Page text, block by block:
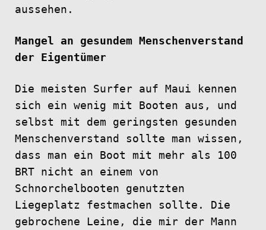
aussehen.
Mangel an gesundem Menschenverstand
der Eigentümer
Die meisten Surfer auf Maui kennen
sich ein wenig mit Booten aus, und
selbst mit dem geringsten gesunden
Menschenverstand sollte man wissen,
dass man ein Boot mit mehr als 100
BRT nicht an einem von
Schnorchelbooten genutzten
Liegeplatz festmachen sollte. Die
gebrochene Leine, die mir der Mann